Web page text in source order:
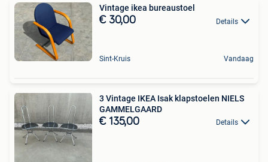
Vintage ikea bureaustoel
€ 30,00 Details
Sint-Kruis Vandaag
3 Vintage IKEA Isak klapstoelen NIELS
GAMMELGAARD
€ 135,00 Details